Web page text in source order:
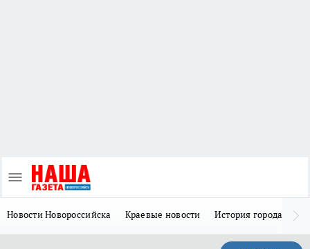
Новости Новороссийска Краевые новости История города Н